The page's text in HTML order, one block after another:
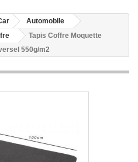
Automobile
Tapis Coffre Moquette
550g/m2